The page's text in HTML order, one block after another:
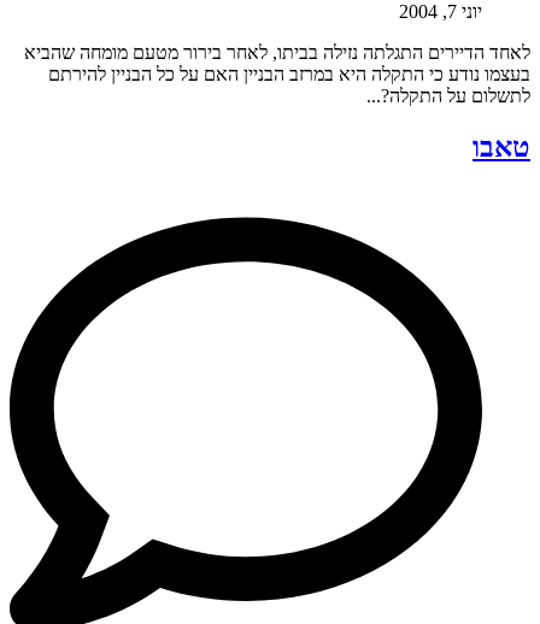
יוני 7, 2004
לאחד הדיירים התגלתה נזילה בביתו, לאחר בירור מטעם מומחה שהביא
בעצמו נודע כי התקלה היא במרזב הבניין האם על כל הבניין להירתם
לתשלום על התקלה?...
טאבו